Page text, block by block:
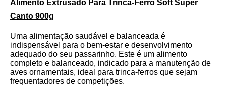
Alimento Extrusado Para Trinca-Ferro Soft Super
Canto 900g​
Uma alimentação saudável e balanceada é
indispensável para o bem-estar e desenvolvimento
adequado do seu passarinho. Este é um alimento
completo e balanceado, indicado para a manutenção de
aves ornamentais, ideal para trinca-ferros que sejam
frequentadores de competições.